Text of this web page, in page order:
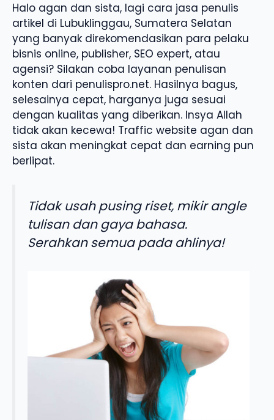
Halo agan dan sista, lagi cara jasa penulis
artikel di Lubuklinggau, Sumatera Selatan
yang banyak direkomendasikan para pelaku
bisnis online, publisher, SEO expert, atau
agensi? Silakan coba layanan penulisan
konten dari penulispro.net. Hasilnya bagus,
selesainya cepat, harganya juga sesuai
dengan kualitas yang diberikan. Insya Allah
tidak akan kecewa! Traffic website agan dan
sista akan meningkat cepat dan earning pun
berlipat.
Tidak usah pusing riset, mikir angle
tulisan dan gaya bahasa.
Serahkan semua pada ahlinya!